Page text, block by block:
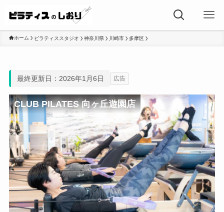
ホーム ピラティススタジオ 神奈川県 川崎市 多摩区
最終更新日：2026年1月6日 広告
CLUB PILATES 向ヶ丘遊園店